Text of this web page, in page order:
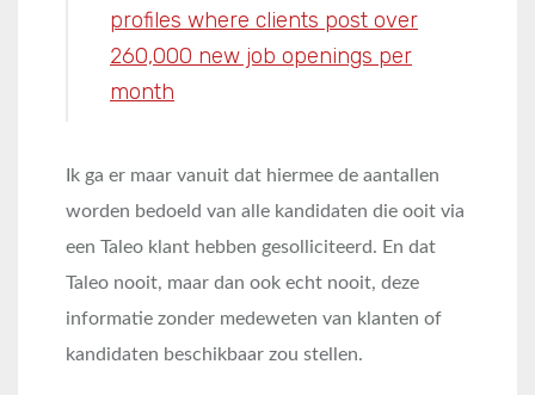
profiles where clients post over
260,000 new job openings per
month
Ik ga er maar vanuit dat hiermee de aantallen
worden bedoeld van alle kandidaten die ooit via
een Taleo klant hebben gesolliciteerd. En dat
Taleo nooit, maar dan ook echt nooit, deze
informatie zonder medeweten van klanten of
kandidaten beschikbaar zou stellen.